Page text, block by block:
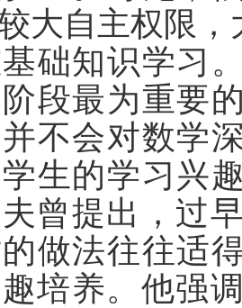
大自主权限
知识学习。
段最为重要
不会对数学
生的学习兴
曾提出，过
做法往往适
培养。他强